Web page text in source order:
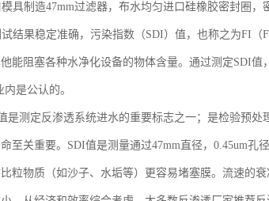
具制造47mm过滤器，布水均匀进口硅橡胶密封圈，
结果稳定准确，污染指数（SDI）值，也称之为FI（
能阻塞各种水净化设备的物体含量。通过测定SDI
是公认的。
是测定反渗透系统进水的重要标志之一；是检验预处
至关重要。SDI值是测量通过47mm直径，0.45um孔
粒物质（如沙子、水垢等）更容易堵塞膜。流速的